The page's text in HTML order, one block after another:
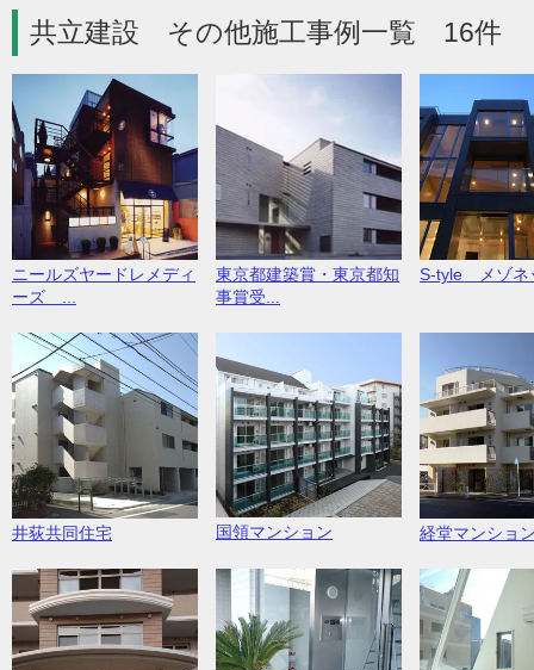
共立建設 その他施工事例一覧 16件
ニールズヤードレメディ
ーズ ...
東京都建築賞・東京都知
事賞受...
S-tyle メゾネ
井荻共同住宅 国領マンション 経堂マンショ